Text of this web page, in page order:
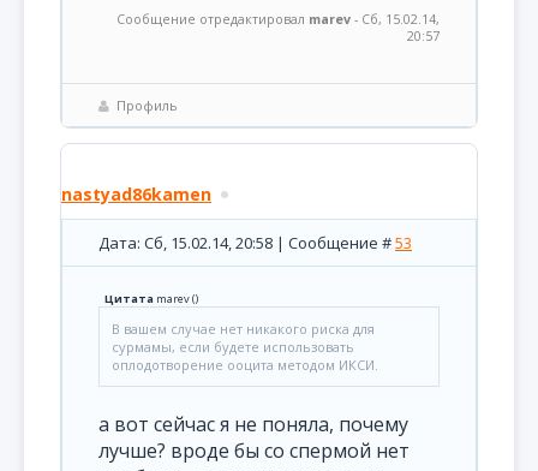
Сообщение отредактировал marev - Сб, 15.02.14,
20:57
Профиль
nastyad86kamen
Дата: Сб, 15.02.14, 20:58 | Сообщение #53
Цитата marev()
В вашем случае нет никакого риска для
сурмамы, если будете использовать
оплодотворение ооцита методом ИКСИ.
а вот сейчас я не поняла, почему
лучше? вроде бы со спермой нет